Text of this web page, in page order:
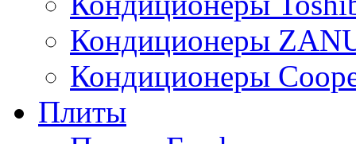
Кондиционеры
Кондиционеры
Плиты